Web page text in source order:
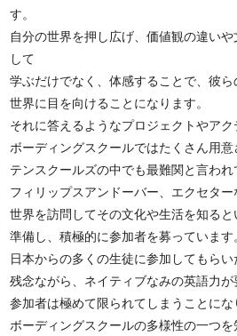
す。
自分の世界を押し広げ、価値観の違い
して
学ぶだけでなく、体感することで、彼
世界に目を向けることになります。
それに答えるようなプロジェクトやア
ボーディングスクールではたくさん用意
テンスクールズの中でも最難関と言われ
フィリップスアンドーバー、エクセター
世界を訪問してその文化や生活を知る
準備し、積極的に参加者を募っています
日本からの多くの生徒に参加してもらい
残念ながら、ネイティブなみの英語力が
参加者は極めて限られてしまうことにな
ボーディングスクールの多様性の一つを